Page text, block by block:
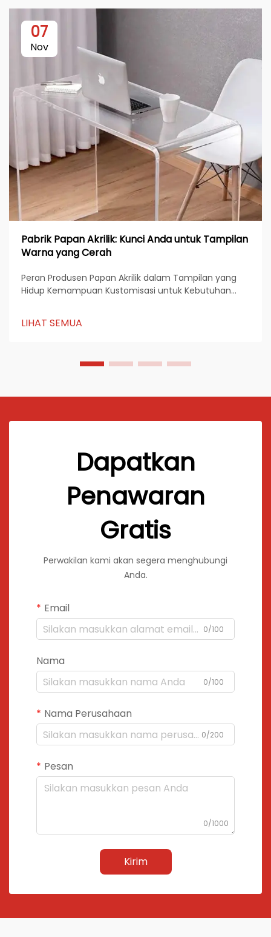
07
Nov
Pabrik Papan Akrilik: Kunci Anda untuk Tampilan
Warna yang Cerah
Peran Produsen Papan Akrilik dalam Tampilan yang
Hidup Kemampuan Kustomisasi untuk Kebutuhan
menyesuaikan hampir semua aspek mulai dari
LIHAT SEMUA
Dapatkan
Penawaran
Gratis
Perwakilan kami akan segera menghubungi
Anda.
Email
0/100
Nama
0/100
Nama Perusahaan
0/200
Pesan
0/1000
Kirim